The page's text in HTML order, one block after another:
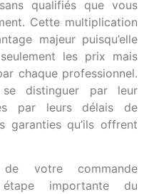
qualifiés que vous
Cette multiplication
majeur puisqu’elle
les prix mais
chaque professionnel.
se distinguer par leur
par leurs délais de
garanties qu’ils offrent
votre commande
importante du